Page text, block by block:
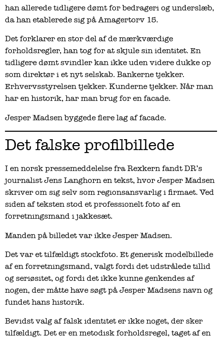
han allerede tidligere dømt for bedrageri og underslæb,
da han etablerede sig på Amagertorv 15.
Det forklarer en stor del af de mærkværdige
forholdsregler, han tog for at skjule sin identitet. En
tidligere dømt svindler kan ikke uden videre dukke op
som direktør i et nyt selskab. Bankerne tjekker.
Erhvervsstyrelsen tjekker. Kunderne tjekker. Når man
har en historik, har man brug for en facade.
Jesper Madsen byggede flere lag af facade.
Det falske profilbillede
I en norsk pressemeddelelse fra Rexkern fandt DR’s
journalist Jens Langhorn en tekst, hvor Jesper Madsen
skriver om sig selv som regionsansvarlig i firmaet. Ved
siden af teksten stod et professionelt foto af en
forretningsmand i jakkesæt.
Manden på billedet var ikke Jesper Madsen.
Det var et tilfældigt stockfoto. Et generisk modelbillede
af en forretningsmand, valgt fordi det udstrålede tillid
og seriøsitet, og fordi det ikke kunne genkendes af
nogen, der måtte have søgt på Jesper Madsens navn og
fundet hans historik.
Bevidst valg af falsk identitet er ikke noget, der sker
tilfældigt. Det er en metodisk forholdsregel, taget af en